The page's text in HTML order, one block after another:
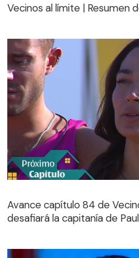
Vecinos al límite | Resumen
desafiará la capitanía de
Avance capítulo 84 de
desafiará la capitanía de